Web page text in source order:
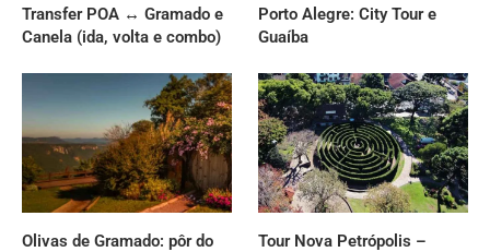
Transfer POA ↔ Gramado e
Canela (ida, volta e combo)
Porto Alegre: City Tour e
Guaíba
Olivas de Gramado: pôr do
Tour Nova Petrópolis –